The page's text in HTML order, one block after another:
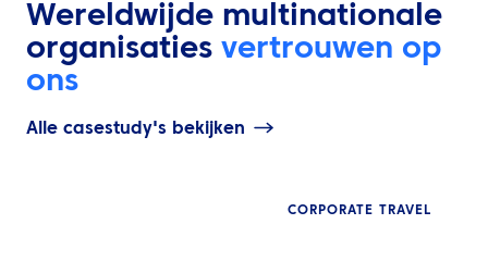
Wereldwijde multinationale
organisaties vertrouwen op
ons
Alle casestudy's bekijken
CORPORATE TRAVEL